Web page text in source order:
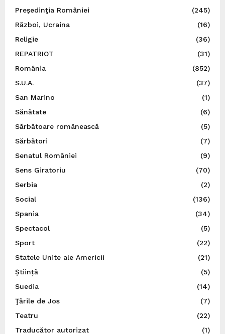
Preşedinţia României
(245)
Război, Ucraina
(16)
Religie
(36)
REPATRIOT
(31)
România
(852)
S.U.A.
(37)
San Marino
(1)
Sănătate
(6)
Sărbătoare românească
(5)
Sărbători
(7)
Senatul României
(9)
Sens Giratoriu
(70)
Serbia
(2)
Social
(136)
Spania
(34)
Spectacol
(5)
Sport
(22)
Statele Unite ale Americii
(21)
Știință
(5)
Suedia
(14)
Ţările de Jos
(7)
Teatru
(22)
Traducător autorizat
(1)